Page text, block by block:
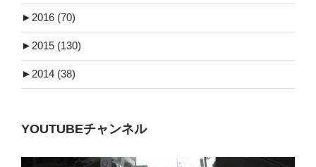
► 2016 (70)
► 2015 (130)
► 2014 (38)
YOUTUBEチャンネル